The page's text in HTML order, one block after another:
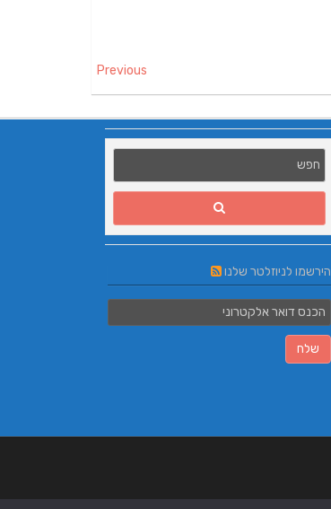
Previous
הירשמו לניוזלטר שלנו